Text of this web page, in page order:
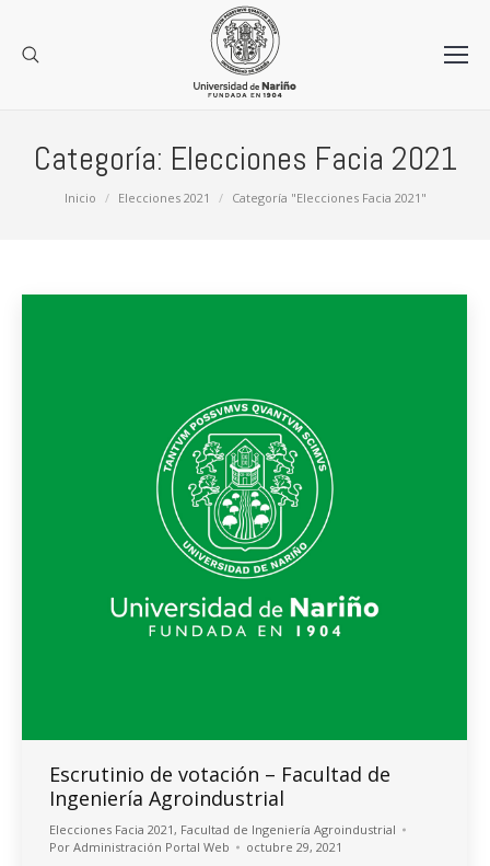
Categoría: Elecciones Facia 2021
Estás aquí:
Inicio Elecciones 2021 Categoría "Elecciones Facia 2021"
Escrutinio de votación – Facultad de
Ingeniería Agroindustrial
Elecciones Facia 2021, Facultad de Ingeniería Agroindustrial
Por Administración Portal Web octubre 29, 2021